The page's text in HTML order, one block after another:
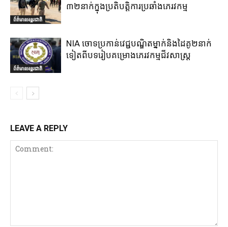
ព័ត៌មានអន្តរជាតិ
៣២នាក់ក្នុងប្រតិបត្តិការប្រឆាំងភេរវកម្ម
ព័ត៌មានអន្តរជាតិ
NIA ចោទប្រកាន់វេជ្ជបណ្ឌិតម្នាក់និងដៃគូ២នាក់
ទៀតពីបទរៀបគម្រោងភេរវកម្មជីវសាស្ត្រ
LEAVE A REPLY